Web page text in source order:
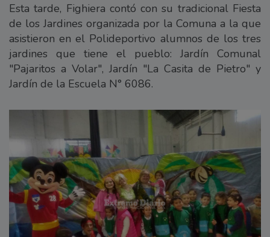
Esta tarde, Fighiera contó con su tradicional Fiesta
de los Jardines organizada por la Comuna a la que
asistieron en el Polideportivo alumnos de los tres
jardines que tiene el pueblo: Jardín Comunal
"Pajaritos a Volar", Jardín "La Casita de Pietro" y
Jardín de la Escuela N° 6086.